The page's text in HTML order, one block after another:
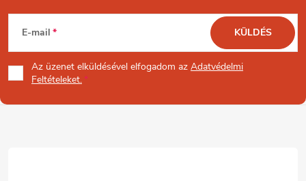
L
á
b
E-mail
Az üzenet elküldésével elfogadom az Adatvédelmi
Feltételeket.
KÜLDÉS